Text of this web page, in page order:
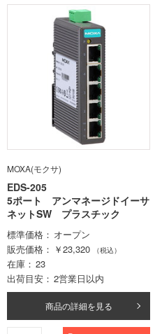
MOXA(モクサ)
EDS-205
5ポート アンマネージドイーサ
ネットSW プラスチック
標準価格
オープン
販売価格
￥23,320 （税込）
在庫
23
出荷目安
2営業日以内
商品の詳細を見る